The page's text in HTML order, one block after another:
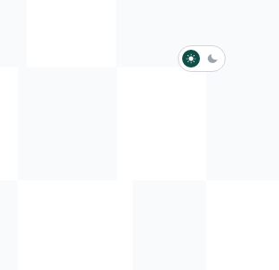
淺色模式
深色模式